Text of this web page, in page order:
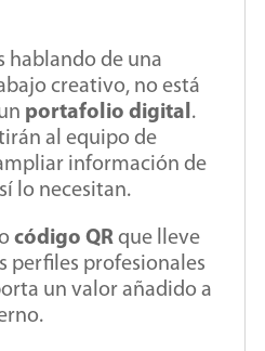
hablando de una
creativo, no está
portafolio digital.
al equipo de
información de
lo necesitan.
código QR que lleve
perfiles profesionales
un valor añadido a